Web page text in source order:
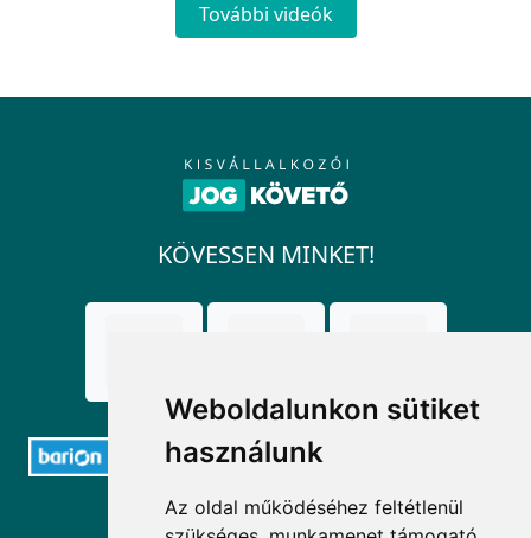
Weboldalunkon sütiket
használunk
Az oldal működéséhez feltétlenül
További videók
KÖVESSEN MINKET!
ELÉRHETŐSÉGEK